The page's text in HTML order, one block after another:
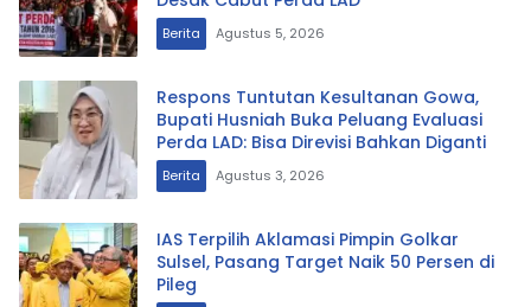
Berita Agustus 5, 2026
Respons Tuntutan Kesultanan Gowa,
Bupati Husniah Buka Peluang Evaluasi
Perda LAD: Bisa Direvisi Bahkan Diganti
Berita Agustus 3, 2026
IAS Terpilih Aklamasi Pimpin Golkar
Sulsel, Pasang Target Naik 50 Persen di
Pileg